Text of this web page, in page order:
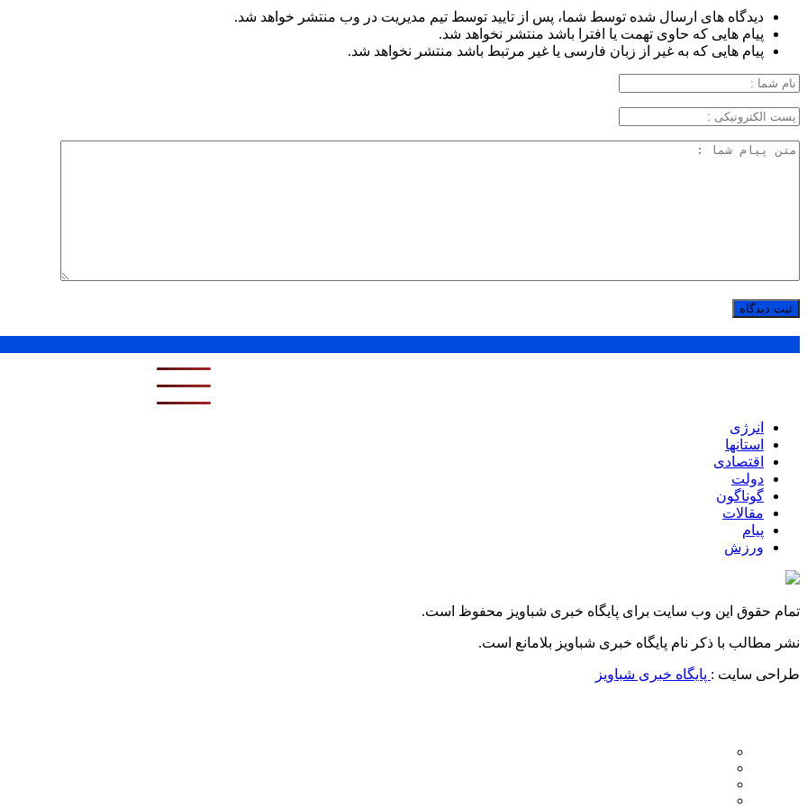
دیدگاه های ارسال شده توسط شما، پس از تایید توسط تیم مدیریت در وب منتشر خواهد شد.
پیام هایی که حاوی تهمت یا افترا باشد منتشر نخواهد شد.
پیام هایی که به غیر از زبان فارسی یا غیر مرتبط باشد منتشر نخواهد شد.
انرژی
استانها
اقتصادی
دولت
گوناگون
مقالات
پیام
ورزش
تمام حقوق این وب سایت برای پایگاه خبری شباویز محفوظ است.
نشر مطالب با ذکر نام پایگاه خبری شباویز بلامانع است.
طراحی سایت : پایگاه خبری شباویز